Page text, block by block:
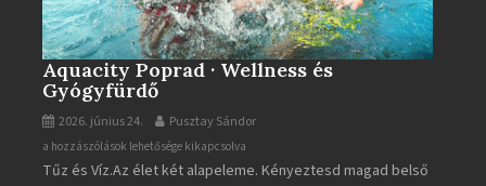
Aquacity Poprad · Wellness és
Gyógyfürdő
2026. június 24. Pusztay Sándor
Aquacity
Poprad
a hozzászólások lehetősége kikapcsolva
Tűz és Víz.Az élet két alapeleme. Kényeztesd magad belső